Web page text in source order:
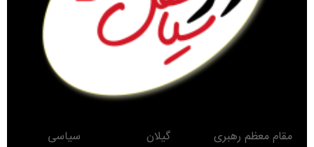
مقام معظم رهبری گیلان
سیاسی